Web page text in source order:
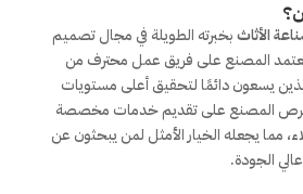
الأثاثبخبرته الطويلة في مجال تصميم
يعتمد المصنع على فريق عمل محترف من
يسعون دائمًا لتحقيق أعلى مستويات
يحرص المصنع على تقديم خدمات مخصصة
مما يجعله الخيار الأمثل لمن يبحثون عن
الجودة.